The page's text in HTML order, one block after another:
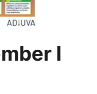
I